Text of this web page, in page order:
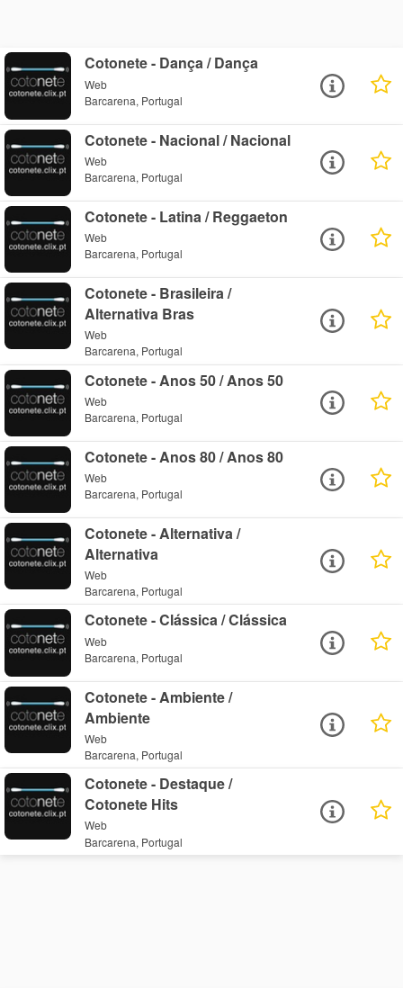
Cotonete - Dança / Dança
Web
Barcarena, Portugal
Cotonete - Nacional / Nacional
Web
Barcarena, Portugal
Cotonete - Latina / Reggaeton
Web
Barcarena, Portugal
Cotonete - Brasileira /
Alternativa Bras
Web
Barcarena, Portugal
Cotonete - Anos 50 / Anos 50
Web
Barcarena, Portugal
Cotonete - Anos 80 / Anos 80
Web
Barcarena, Portugal
Cotonete - Alternativa /
Alternativa
Web
Barcarena, Portugal
Cotonete - Clássica / Clássica
Web
Barcarena, Portugal
Cotonete - Ambiente /
Ambiente
Web
Barcarena, Portugal
Cotonete - Destaque /
Cotonete Hits
Web
Barcarena, Portugal